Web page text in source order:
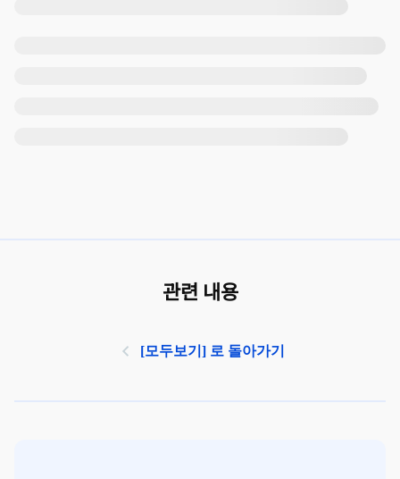
관련 내용
[모두보기] 로 돌아가기